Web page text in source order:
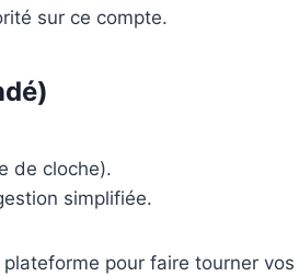
sur ce compte.
de cloche).
simplifiée.
pour faire tourner